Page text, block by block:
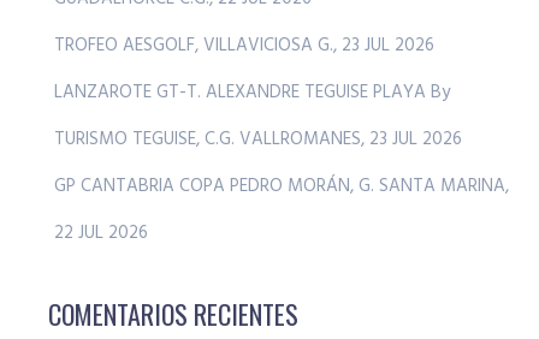
TROFEO AESGOLF, VILLAVICIOSA G., 23 JUL 2026
LANZAROTE GT-T. ALEXANDRE TEGUISE PLAYA By
TURISMO TEGUISE, C.G. VALLROMANES, 23 JUL 2026
GP CANTABRIA COPA PEDRO MORÁN, G. SANTA MARINA,
22 JUL 2026
COMENTARIOS RECIENTES